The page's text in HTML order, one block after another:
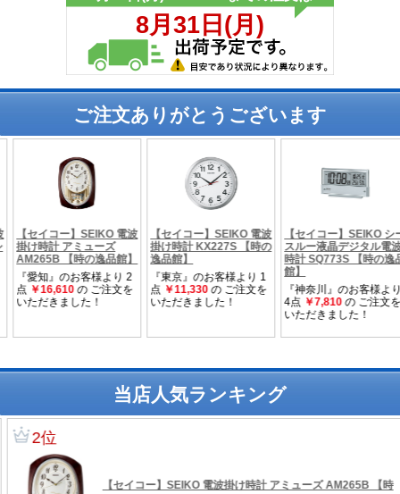
ご注文ありがとうございます
当店人気ランキング